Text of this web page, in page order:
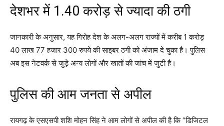
देशभर में 1.40 करोड़ से ज्यादा की ठगी
जानकारी के अनुसार, यह गिरोह देश के अलग-अलग राज्यों में करीब 1 करोड़
40 लाख 77 हजार 300 रुपये की साइबर ठगी को अंजाम दे चुका है। पुलिस
अब इस नेटवर्क से जुड़े अन्य लोगों और खातों की जांच में जुटी है।
पुलिस की आम जनता से अपील
रायगढ़ के एसएसपी शशि मोहन सिंह ने आम लोगों से अपील की है कि “डिजिटल